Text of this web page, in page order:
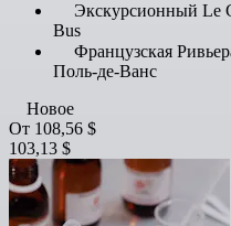
Экскурсионный Le
Bus
Французская
Поль-де-Ванс
Новое
От 108,56 $
103,13 $